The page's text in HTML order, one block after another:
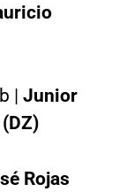
| Junior
Rojas